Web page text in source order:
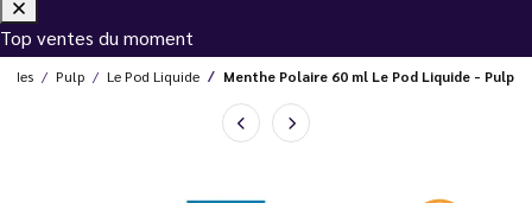
Top ventes du moment
Pulp Le Pod Liquide Menthe Polaire 60 ml Le Pod Liquide - Pulp